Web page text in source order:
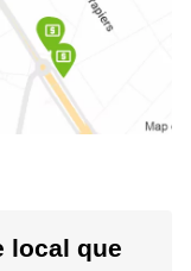
local que